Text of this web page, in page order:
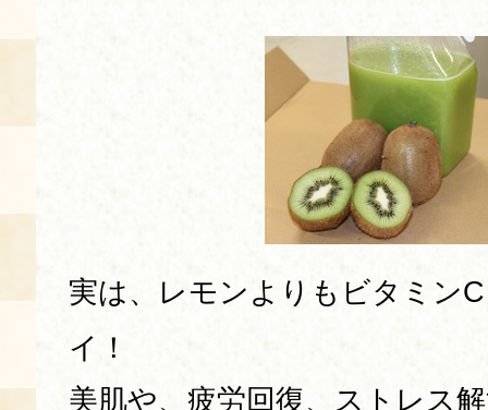
お土産コーナー
空き状況・ご予約
団体向け見学・体験
食の語り部の部屋
展示見学
講演会付き料理教室
実は、レモンよりもビタミン
イ！
美肌や、疲労回復、ストレス